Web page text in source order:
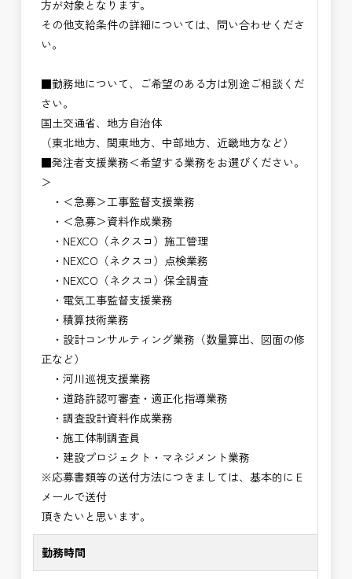
方が対象となります。
その他支給条件の詳細については、問い合わせくださ
い。
■勤務地について、ご希望のある方は別途ご相談くだ
さい。
国土交通省、地方自治体
（東北地方、関東地方、中部地方、近畿地方など）
■発注者支援業務＜希望する業務をお選びください。
＞
・＜急募＞工事監督支援業務
・＜急募＞資料作成業務
・NEXCO（ネクスコ）施工管理
・NEXCO（ネクスコ）点検業務
・NEXCO（ネクスコ）保全調査
・電気工事監督支援業務
・積算技術業務
・設計コンサルティング業務（数量算出、図面の修
正など）
・河川巡視支援業務
・道路許認可審査・適正化指導業務
・調査設計資料作成業務
・施工体制調査員
・建設プロジェクト・マネジメント業務
※応募書類等の送付方法につきましては、基本的にＥ
メールで送付
頂きたいと思います。
勤務時間